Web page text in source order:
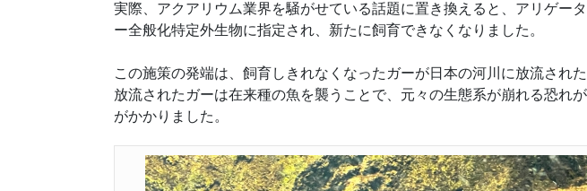
実際、アクアリウム業界を騒がせている話題に置き換えると、アリゲー
ー全般化特定外生物に指定され、新たに飼育できなくなりました。
この施策の発端は、飼育しきれなくなったガーが日本の河川に放流された
放流されたガーは在来種の魚を襲うことで、元々の生態系が崩れる恐れ
がかかりました。